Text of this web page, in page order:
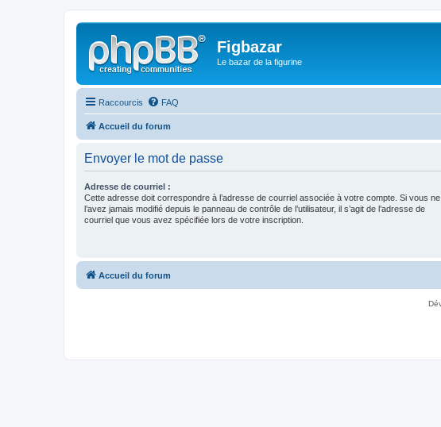
Figbazar
Le bazar de la figurine
Raccourcis FAQ
Accueil du forum
Envoyer le mot de passe
Adresse de courriel :
Cette adresse doit correspondre à l’adresse de courriel associée à votre compte. Si vous ne
l’avez jamais modifié depuis le panneau de contrôle de l’utilisateur, il s’agit de l’adresse de
courriel que vous avez spécifiée lors de votre inscription.
Accueil du forum